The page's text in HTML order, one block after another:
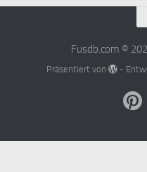
Fusdb.com ©
Präsentiert von -